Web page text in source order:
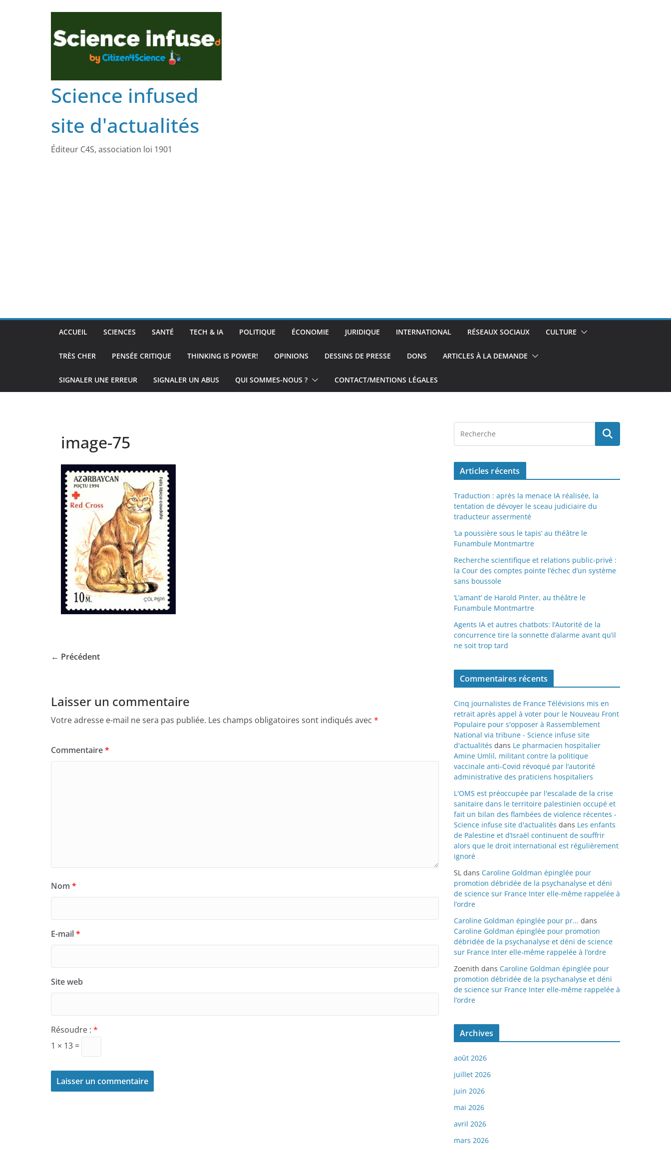
Science infused
site d'actualités
Éditeur C4S, association loi 1901
ACCUEIL SCIENCES SANTÉ TECH & IA POLITIQUE ÉCONOMIE JURIDIQUE INTERNATIONAL RÉSEAUX SOCIAUX CULTURE
TRÈS CHER PENSÉE CRITIQUE THINKING IS POWER! OPINIONS DESSINS DE PRESSE DONS ARTICLES À LA DEMANDE
SIGNALER UNE ERREUR SIGNALER UN ABUS QUI SOMMES-NOUS ? CONTACT/MENTIONS LÉGALES
image-75
← Précédent
Laisser un commentaire
Votre adresse e-mail ne sera pas publiée. Les champs obligatoires sont indiqués avec *
Commentaire*
Nom *
E-mail*
Site web
Résoudre : *
1 × 13 =
Articles récents
Traduction : après la menace IA réalisée, la
tentation de dévoyer le sceau judiciaire du
traducteur assermenté
‘La poussière sous le tapis’ au théâtre le
Funambule Montmartre
Recherche scientifique et relations public-privé :
la Cour des comptes pointe l’échec d’un système
sans boussole
‘L’amant’ de Harold Pinter, au théâtre le
Funambule Montmartre
Agents IA et autres chatbots: l’Autorité de la
concurrence tire la sonnette d’alarme avant qu’il
ne soit trop tard
Commentaires récents
Cinq journalistes de France Télévisions mis en
retrait après appel à voter pour le Nouveau Front
Populaire pour s'opposer à Rassemblement
National via tribune - Science infuse site
d'actualités dans Le pharmacien hospitalier
Amine Umlil, militant contre la politique
vaccinale anti-Covid révoqué par l’autorité
administrative des praticiens hospitaliers
L'OMS est préoccupée par l'escalade de la crise
sanitaire dans le territoire palestinien occupé et
fait un bilan des flambées de violence récentes -
Science infuse site d'actualités dans Les enfants
de Palestine et d’Israël continuent de souffrir
alors que le droit international est régulièrement
ignoré
SL dans Caroline Goldman épinglée pour
promotion débridée de la psychanalyse et déni
de science sur France Inter elle-même rappelée à
l’ordre
Caroline Goldman épinglée pour pr... dans
Caroline Goldman épinglée pour promotion
débridée de la psychanalyse et déni de science
sur France Inter elle-même rappelée à l’ordre
Zoenith dans Caroline Goldman épinglée pour
promotion débridée de la psychanalyse et déni
de science sur France Inter elle-même rappelée à
l’ordre
Archives
août 2026
juillet 2026
juin 2026
mai 2026
avril 2026
mars 2026